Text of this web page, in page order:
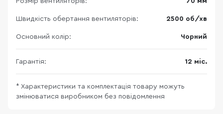
Швидкість обертання вентиляторів: 2500 об/хв
Основний колір: Чорний
Гарантія: 12 міс.
* Характеристики та комплектація товару можуть
змінюватися виробником без повідомлення